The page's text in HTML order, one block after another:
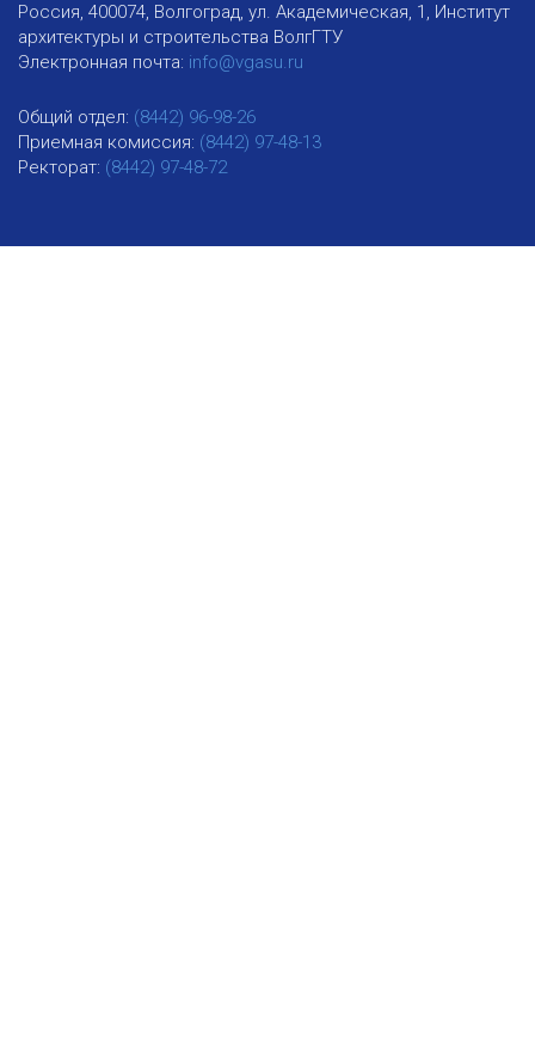
Россия, 400074, Волгоград, ул. Академическая, 1, Институт
архитектуры и строительства ВолгГТУ
Электронная почта: info@vgasu.ru
Общий отдел: (8442) 96-98-26
Приемная комиссия: (8442) 97-48-13
Ректорат: (8442) 97-48-72